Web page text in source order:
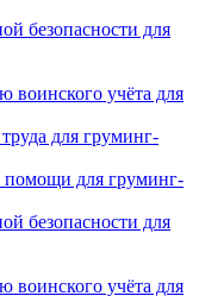
безопасности для
воинского учёта для
для груминг-
для груминг-
безопасности для
воинского учёта для